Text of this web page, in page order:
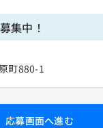
集中！
町880-1
応募画面へ進む